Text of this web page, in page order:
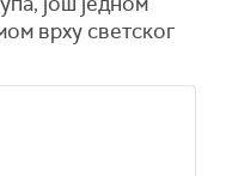
врху светског